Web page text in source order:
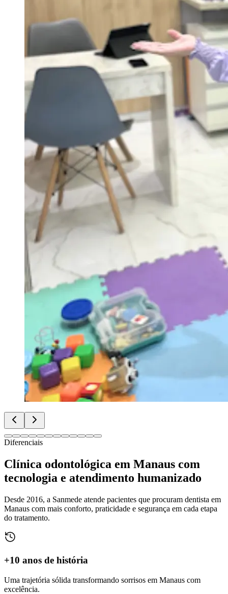
Diferenciais
Clínica odontológica em Manaus com
tecnologia e atendimento humanizado
Desde 2016, a Sanmede atende pacientes que procuram dentista em
Manaus com mais conforto, praticidade e segurança em cada etapa
do tratamento.
+10 anos de história
Uma trajetória sólida transformando sorrisos em Manaus com
excelência.